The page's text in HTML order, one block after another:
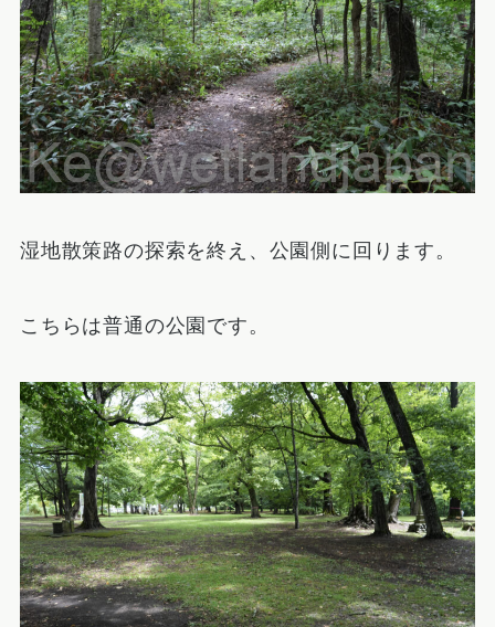
湿地散策路の探索を終え、公園側に回ります。
こちらは普通の公園です。